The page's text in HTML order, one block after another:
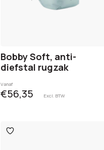
Bobby Soft, anti-
diefstal rugzak
Vanaf
€56,35 Excl. BTW
Toevoegen
aan